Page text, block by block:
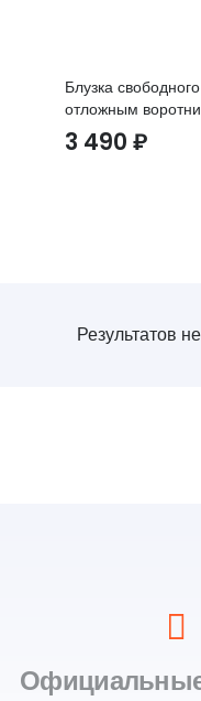
Блузка
отложным
3 490₽
Результатов